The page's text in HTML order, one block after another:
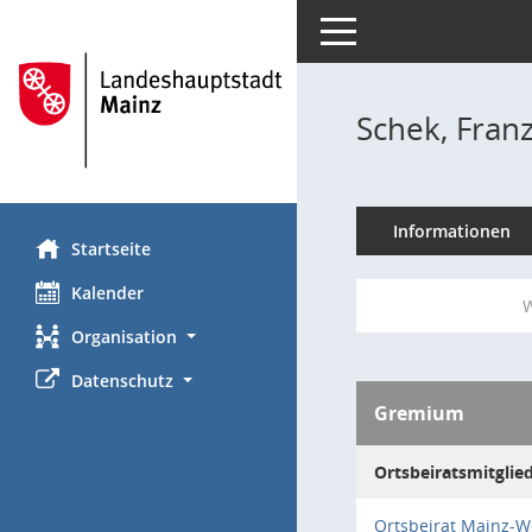
Startseite
Kalender
Organisation
Datenschutz
Toggle navigation
Schek,
Informationen
Gremium
Ortsbeirat Mainz-